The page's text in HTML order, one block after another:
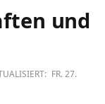
und
FR. 27.